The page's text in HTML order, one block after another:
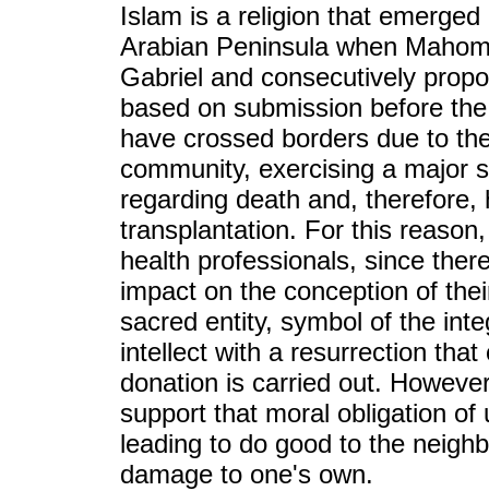
Islam is a religion that
Arabian Peninsula when
Gabriel and consecutively
based on submission before
have crossed borders due to
community, exercising a major
regarding death and,
transplantation. For this
health professionals, since
impact on the conception of
sacred entity, symbol of the
intellect with a resurrection
donation is carried out.
support that moral obligation
leading to do good to the
damage to one's own.